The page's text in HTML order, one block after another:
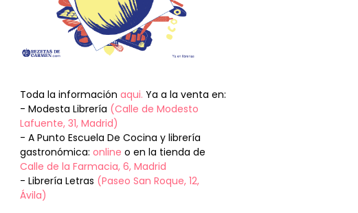
Toda la información aqui. Ya a la venta en:
- Modesta Librería (Calle de Modesto
Lafuente, 31, Madrid)
- A Punto Escuela De Cocina y librería
gastronómica: online o en la tienda de
Calle de la Farmacia, 6, Madrid
- Librería Letras (Paseo San Roque, 12,
Ávila)